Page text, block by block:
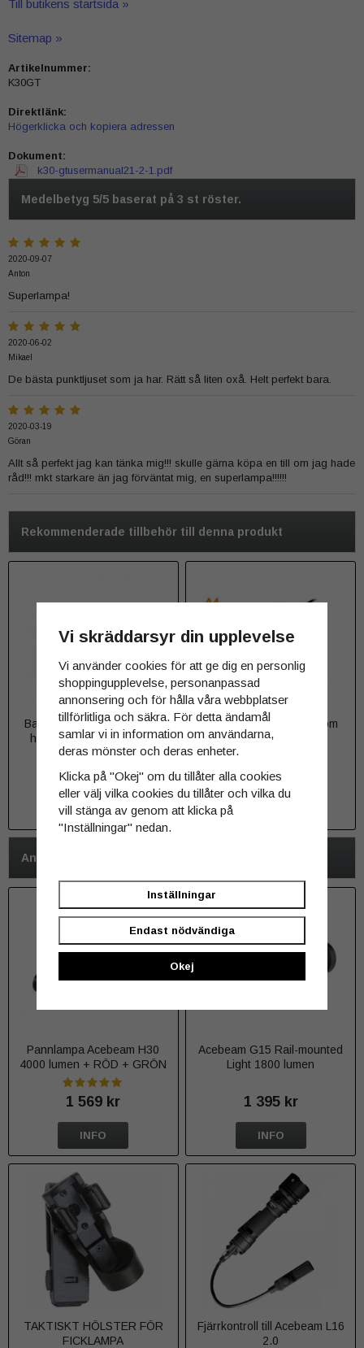
Till butikens startsida »
Sitemap »
Artikelnummer:
K30GT
Direktlänk:
Högerklicka och kopiera adressen
Dokument:
k30-gtusermanual21-2-1.pdf
Medelbetyg 5/5 baserat på 3 st röster.
2020-09-07
Anton
Superlampa!
2020-06-02
Mikael
De bästa punktljuset som ja har. Rätt så liten oxå. Helt perfekt bara.
2020-03-19
Göran
Allt så perfekt jag kan tänka mig!!! skulle gärna köpa en till om jag hade
råd!!! mkt starkare än jag förväntat mig, en superlampa!!!!!!
Rekommenderade tillbehör till denna produkt
Batteri Acebeam 18650 imr
high drain 3100mAh 20A
249 kr
INFO
Laddare Acebeam A4 som
klarar 21700 med
499 kr
Andra har även köpt
Pannlampa Acebeam H30
4000 lumen + RÖD + GRÖN
1 569 kr
INFO
Acebeam G15 Rail-mounted
Light 1800 lumen
1 395 kr
INFO
TAKTISKT HÖLSTER FÖR
FICKLAMPA
Fjärrkontroll till Acebeam L16
2.0
Vi skräddarsyr din upplevelse
Vi använder cookies för att ge dig en personlig
shoppingupplevelse, personanpassad
annonsering och för hålla våra webbplatser
tillförlitliga och säkra. För detta ändamål
samlar vi in information om användarna,
deras mönster och deras enheter.
Klicka på "Okej" om du tillåter alla cookies
eller välj vilka cookies du tillåter och vilka du
vill stänga av genom att klicka på
"Inställningar" nedan.
Inställningar
Endast nödvändiga
Okej